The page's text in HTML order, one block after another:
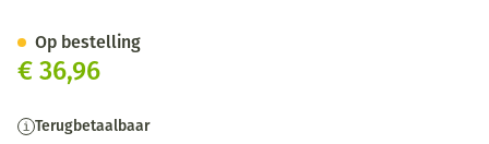
€ 36,96
Terugbetaalbaar
Op bestelling